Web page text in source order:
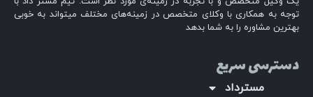
توجه به همکاری با وکلای متخصص در زمینه‌های مختلف میتواند به خوبی
بهترین مشاوره را به شما بدهد
دسترسی سریع
مسترداد